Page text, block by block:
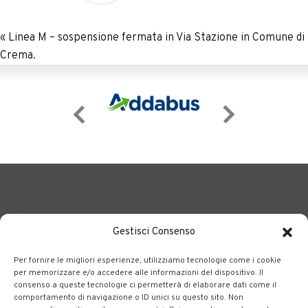
Gestisci Consenso
Per fornire le migliori esperienze, utilizziamo tecnologie come i cookie
per memorizzare e/o accedere alle informazioni del dispositivo. Il
consenso a queste tecnologie ci permetterà di elaborare dati come il
comportamento di navigazione o ID unici su questo sito. Non
« Linea M – sospensione fermata in Via Stazione in Comune di
Crema.
BERGAMO TRASPORTI portale delle tre società Consortili
dedite al trasporto pubblico locale su tutto il territorio
bergamasco.